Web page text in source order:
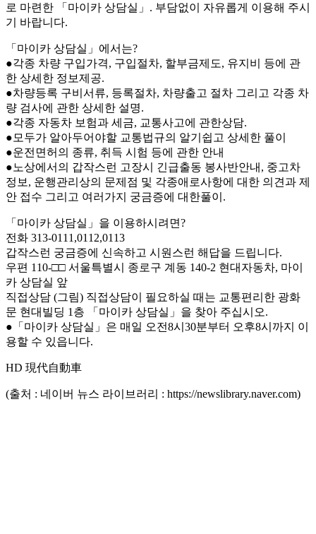
로 마련한 「마이카 상담실」. 부담없이 자유롭게 이용해 주시
기 바랍니다.
「마이카 상담실」에서는?
●각종 차량 구입가격, 구입절차, 할부금제도, 유지비 등에 관
한 상세한 정보제공.
●차량등록 구비서류, 등록절차, 차량출고 절차 그리고 각종 차
량 검사에 관한 상세한 설명.
●각종 자동차 보험과 세금, 교통사고에 관한상담.
●모두가 알아두어야할 교통법규의 알기쉽고 상세한 풀이
●운전면허의 종류, 취득 시험 등에 관한 안내
●노상에서의 갑작스런 고장시 긴급출동 봉사반안내, 중고차
정보, 운행관리상의 문제점 및 각종애로사항에 대한 의견과 제
안 접수 그리고 여러가지 궁금증에 대한풀이.
「마이카 상담실」을 이용하시려면?
전화 313-0111,0112,0113
갑작스런 궁금증에 신속하고 시원스런 해답을 드립니다.
우편 110-□□ 서울특별시 종로구 계동 140-2 현대자동차, 마이
카 상담실 앞
직접상담 (그림) 직접상담이 필요하실 때는 교통편리한 광화
문 현대빌딩 1층 「마이카 상담실」을 찾아 주십시오.
●「마이카 상담실」은 매일 오전8시30분부터 오후8시까지 이
용할 수 있읍니다.
HD 現代自動車
(출처 : 네이버 뉴스 라이브러리 : https://newslibrary.naver.com)